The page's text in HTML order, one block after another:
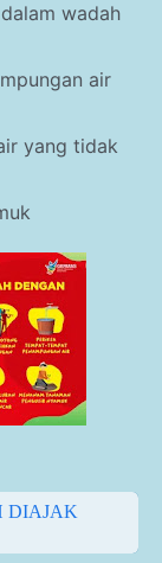
wadah
air
yang tidak
DIAJAK